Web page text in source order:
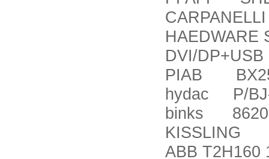
DVI/DP+USB
PIAB
hydac P/BJ-
binks
KISSLING
ABB T2H160